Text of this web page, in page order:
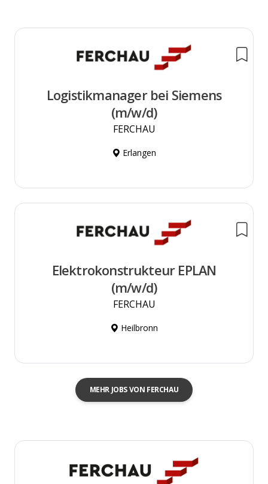
Logistikmanager bei Siemens
(m/w/d)
FERCHAU
Erlangen
Elektrokonstrukteur EPLAN
(m/w/d)
FERCHAU
Heilbronn
MEHR JOBS VON FERCHAU